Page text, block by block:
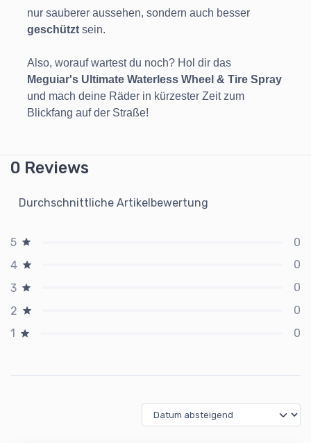
nur sauberer aussehen, sondern auch besser
geschützt sein.
Also, worauf wartest du noch? Hol dir das
Meguiar's Ultimate Waterless Wheel & Tire Spray
und mach deine Räder in kürzester Zeit zum
Blickfang auf der Straße!
0 Reviews
Durchschnittliche Artikelbewertung
5
0
4
0
3
0
2
0
1
0